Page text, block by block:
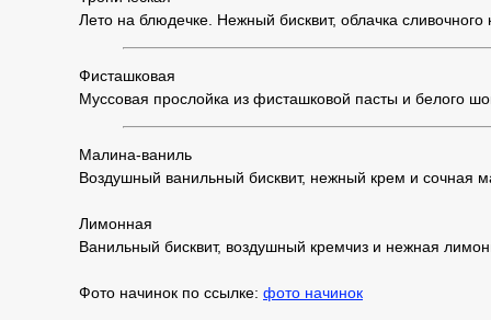
Лето на блюдечке. Нежный бисквит, облачка
Фисташковая
Муссовая прослойка из фисташковой пасты и белого
Малина-ваниль
Воздушный ванильный бисквит, нежный крем и сочная
Лимонная
Ванильный бисквит, воздушный кремчиз и нежная
Фото начинок по ссылке: фото начинок